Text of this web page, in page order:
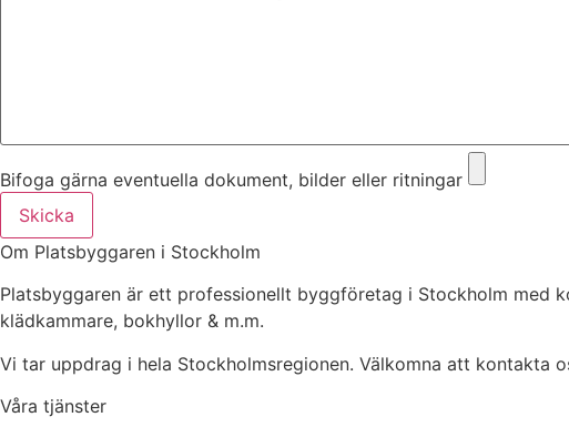
Bifoga gärna eventuella dokument, bilder eller ritningar
Skicka
Om Platsbyggaren i Stockholm
Platsbyggaren är ett professionellt byggföretag i Stockholm med
klädkammare, bokhyllor & m.m.
Vi tar uppdrag i hela Stockholmsregionen. Välkomna att kontakta
Våra tjänster